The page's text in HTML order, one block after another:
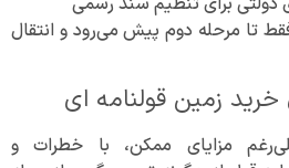
تا مرحله دوم پیش می‌رود و انتقال
زمین قولنامه‌ ای
مزایای ممکن، با خطرات و